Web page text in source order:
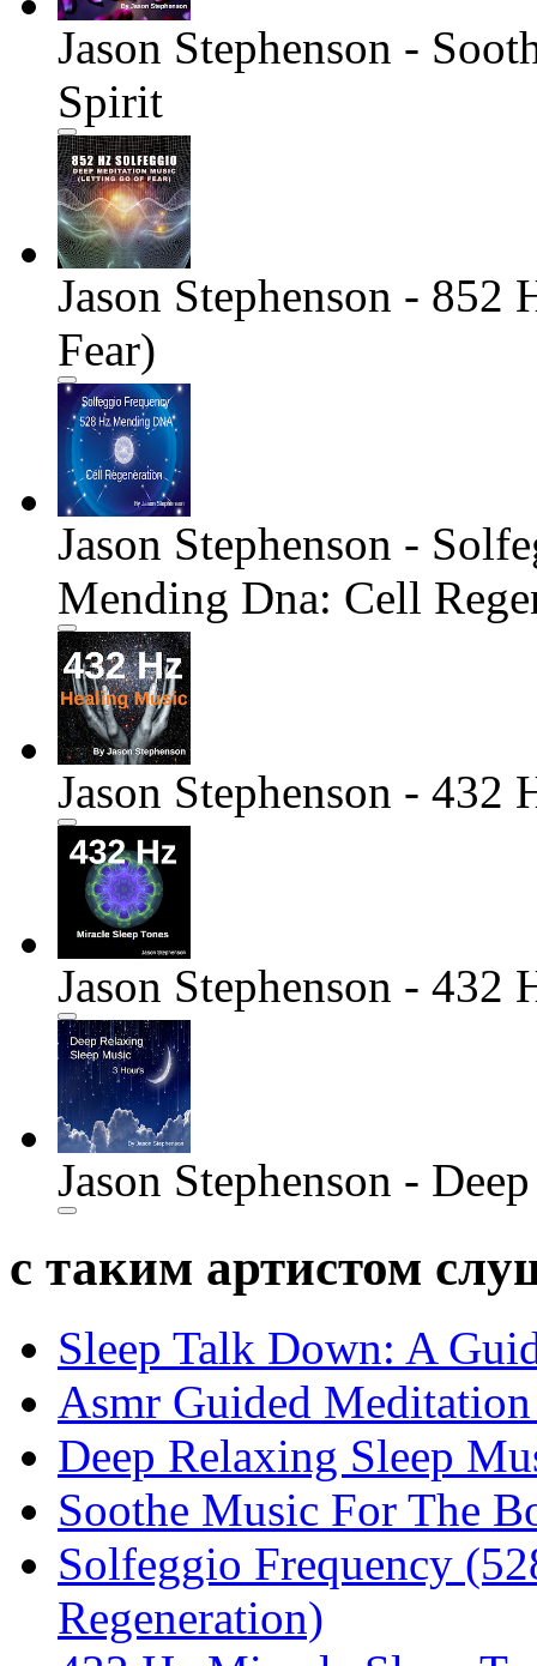
Jason Stephenson -
Spirit
Jason Stephenson -
Fear)
Jason Stephenson -
Mending Dna: Cell
Jason Stephenson - 432
Jason Stephenson - 432
Jason Stephenson -
с таким артистом
Sleep Talk Down: A
Asmr Guided
Deep Relaxing Sleep
Soothe Music For The
Solfeggio Frequency
Regeneration)